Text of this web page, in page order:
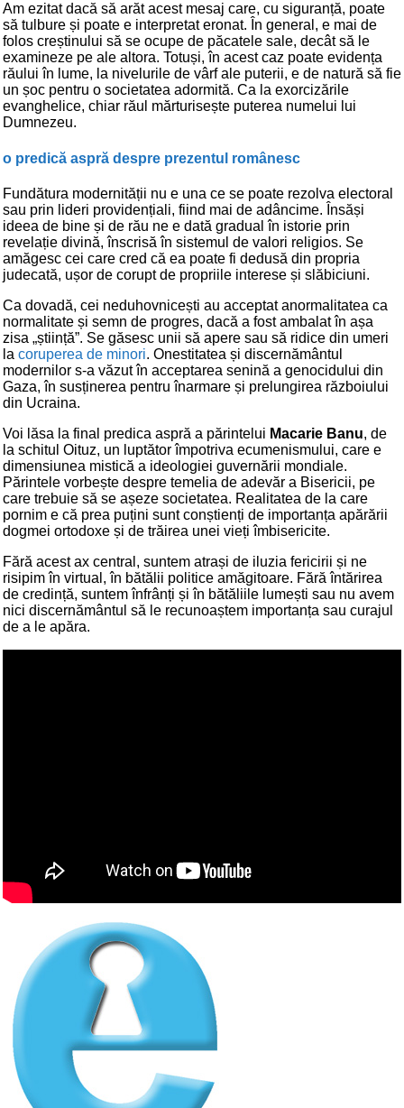
Am ezitat dacă să arăt acest mesaj care, cu siguranță, poate
să tulbure și poate e interpretat eronat. În general, e mai de
folos creștinului să se ocupe de păcatele sale, decât să le
examineze pe ale altora. Totuși, în acest caz poate evidența
răului în lume, la nivelurile de vârf ale puterii, e de natură să fie
un șoc pentru o societatea adormită. Ca la exorcizările
evanghelice, chiar răul mărturisește puterea numelui lui
Dumnezeu.
o predică aspră despre prezentul românesc
Fundătura modernității nu e una ce se poate rezolva electoral
sau prin lideri providențiali, fiind mai de adâncime. Însăși
ideea de bine și de rău ne e dată gradual în istorie prin
revelație divină, înscrisă în sistemul de valori religios. Se
amăgesc cei care cred că ea poate fi dedusă din propria
judecată, ușor de corupt de propriile interese și slăbiciuni.
Ca dovadă, cei neduhovnicești au acceptat anormalitatea ca
normalitate și semn de progres, dacă a fost ambalat în așa
zisa „știință”. Se găsesc unii să apere sau să ridice din umeri
la coruperea de minori. Onestitatea și discernământul
modernilor s-a văzut în acceptarea senină a genocidului din
Gaza, în susținerea pentru înarmare și prelungirea războiului
din Ucraina.
Voi lăsa la final predica aspră a părintelui Macarie Banu, de
la schitul Oituz, un luptător împotriva ecumenismului, care e
dimensiunea mistică a ideologiei guvernării mondiale.
Părintele vorbește despre temelia de adevăr a Bisericii, pe
care trebuie să se așeze societatea. Realitatea de la care
pornim e că prea puțini sunt conștienți de importanța apărării
dogmei ortodoxe și de trăirea unei vieți îmbisericite.
Fără acest ax central, suntem atrași de iluzia fericirii și ne
risipim în virtual, în bătălii politice amăgitoare. Fără întărirea
de credință, suntem înfrânți și în bătăliile lumești sau nu avem
nici discernământul să le recunoaștem importanța sau curajul
de a le apăra.